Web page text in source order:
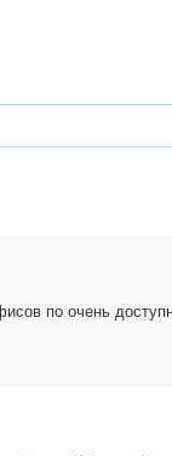
по очень